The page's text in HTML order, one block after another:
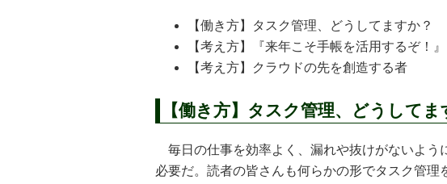
【働き方】タスク管理、どうしてますか？
【考え方】『来年こそ手帳を活用するぞ！
【考え方】クラウドの先を創造する者
【働き方】タスク管理、どうしてま
毎日の仕事を効率よく、漏れや抜けがないよう
必要だ。読者の皆さんも何らかの形でタスク管理